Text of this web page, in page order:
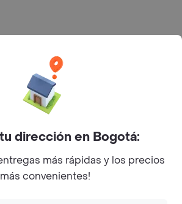
notificacionesrappi@rappi.com
dirección en Bogotá:
más rápidas y los precios
más convenientes!